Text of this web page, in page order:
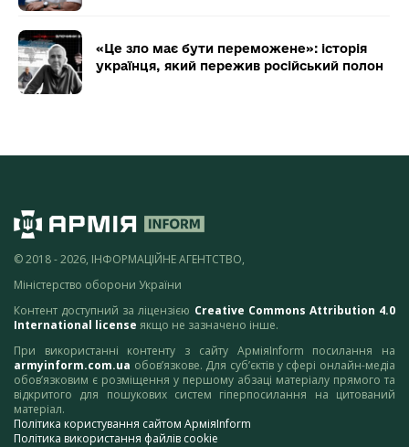
«Це зло має бути переможене»: історія
українця, який пережив російський полон
© 2018 - 2026, ІНФОРМАЦІЙНЕ АГЕНТСТВО,
Міністерство оборони України
Контент доступний за ліцензією Creative Commons Attribution 4.0
International license якщо не зазначено інше.
При використанні контенту з сайту АрміяInform посилання на
armyinform.com.ua обов’язкове. Для суб’єктів у сфері онлайн-медіа
обов’язковим є розміщення у першому абзаці матеріалу прямого та
відкритого для пошукових систем гіперпосилання на цитований
матеріал.
Політика користування сайтом АрміяInform
Політика використання файлів cookie